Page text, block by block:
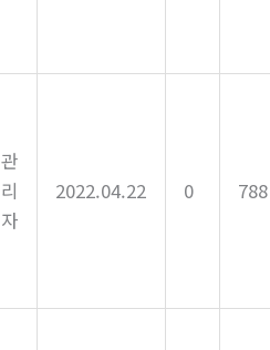
관
리
자
2022.04.22 0 788